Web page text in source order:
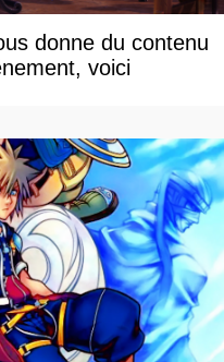
donne du contenu
voici